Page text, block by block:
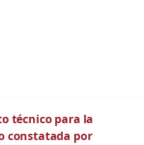
técnico para la
constatada por